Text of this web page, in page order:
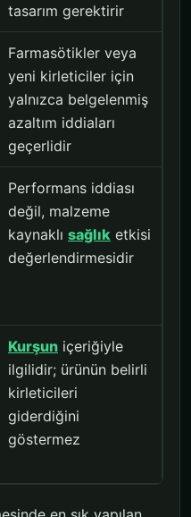
tasarım gerektirir
Farmasötikler veya
yeni kirleticiler için
yalnızca belgelenmiş
azaltım iddiaları
geçerlidir
Performans iddiası
değil, malzeme
kaynaklı sağlık etkisi
değerlendirmesidir
Kurşun içeriğiyle
ilgilidir; ürünün belirli
kirleticileri
giderdiğini
göstermez